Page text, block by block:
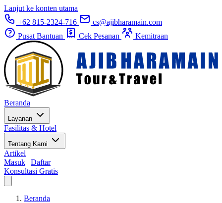
Lanjut ke konten utama
+62 815-2324-716
cs@ajibharamain.com
Pusat Bantuan
Cek Pesanan Kemitraan
Beranda
Layanan
Fasilitas & Hotel
Tentang Kami
Artikel
Masuk | Daftar
Konsultasi Gratis
Beranda